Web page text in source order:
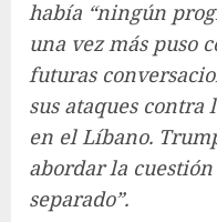
había “ningún
una vez más puso
futuras
sus ataques
en el Líbano.
abordar la
separado”.